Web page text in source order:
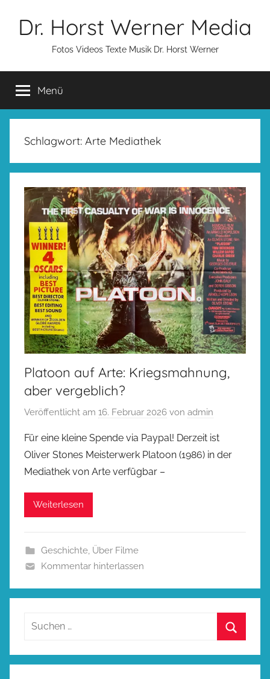
InhaltDr. Horst Werner Media
Fotos Videos Texte Musik Dr. Horst Werner
Menü
Schlagwort: Arte Mediathek
Platoon auf Arte: Kriegsmahnung,
aber vergeblich?
Veröffentlicht am 16. Februar 2026 von admin
Für eine kleine Spende via Paypal! Derzeit ist
Oliver Stones Meisterwerk Platoon (1986) in der
Mediathek von Arte verfügbar –
Weiterlesen
Geschichte, Über Filme
Kommentar hinterlassen
Suchen